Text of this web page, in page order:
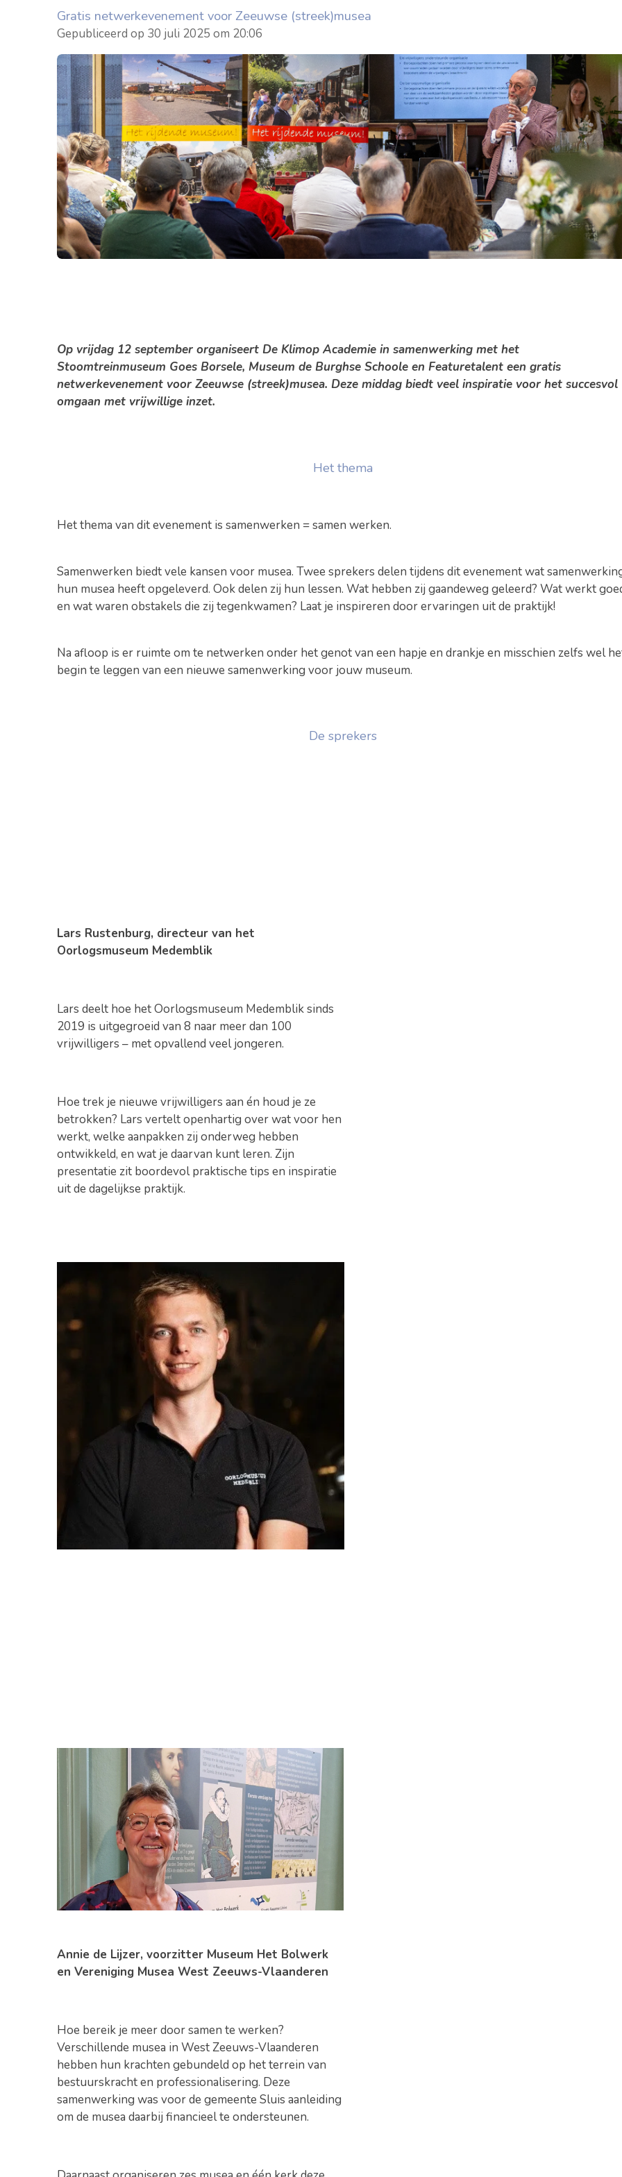
Gratis netwerkevenement voor Zeeuwse (streek)musea
Gepubliceerd op 30 juli 2025 om 20:06
Op vrijdag 12 september organiseert De Klimop Academie in samenwerking met het
Stoomtreinmuseum Goes Borsele, Museum de Burghse Schoole en Featuretalent een gratis
netwerkevenement voor Zeeuwse (streek)musea. Deze middag biedt veel inspiratie voor het succesvol
omgaan met vrijwillige inzet.
Het thema
Het thema van dit evenement is samenwerken = samen werken.
Samenwerken biedt vele kansen voor musea. Twee sprekers delen tijdens dit evenement wat
hun musea heeft opgeleverd. Ook delen zij hun lessen. Wat hebben zij gaandeweg geleerd? Wat werkt
en wat waren obstakels die zij tegenkwamen? Laat je inspireren door ervaringen uit de praktijk!
Na afloop is er ruimte om te netwerken onder het genot van een hapje en drankje en misschien zelfs wel
begin te leggen van een nieuwe samenwerking voor jouw museum.
De sprekers
Lars Rustenburg, directeur van het
Oorlogsmuseum Medemblik
Lars deelt hoe het Oorlogsmuseum Medemblik sinds
2019 is uitgegroeid van 8 naar meer dan 100
vrijwilligers – met opvallend veel jongeren.
Hoe trek je nieuwe vrijwilligers aan én houd je ze
betrokken? Lars vertelt openhartig over wat voor hen
werkt, welke aanpakken zij onderweg hebben
ontwikkeld, en wat je daarvan kunt leren. Zijn
presentatie zit boordevol praktische tips en inspiratie
uit de dagelijkse praktijk.
Annie de Lijzer, voorzitter Museum Het Bolwerk
en Vereniging Musea West Zeeuws-Vlaanderen
Hoe bereik je meer door samen te werken?
Verschillende musea in West Zeeuws-Vlaanderen
hebben hun krachten gebundeld op het terrein van
bestuurskracht en professionalisering. Deze
samenwerking was voor de gemeente Sluis aanleiding
om de musea daarbij financieel te ondersteunen.